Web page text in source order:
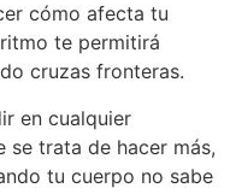
cómo afecta tu
te permitirá
cruzas fronteras.
en cualquier
se trata de hacer más,
tu cuerpo no sabe